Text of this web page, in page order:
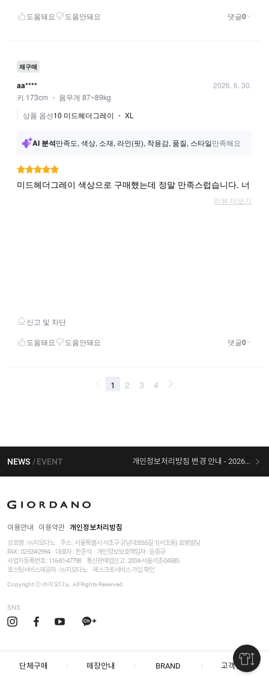
NEWS EVENT 개인정보처리방침 변경 안내 - 2026/07/30 시행
이용안내 이용약관 개인정보처리방침
상호명 : ㈜지오다노
주소 : 서울특별시 서초구 강남대로65길 1(서초동) 효봉빌딩
FAX : 02-534-2994
대표자 : 한준석 개인정보보호책임자 : 윤종규
사업자등록번호 : 116-81-47798
통신판매업신고 : 2004-서울서초-04585
호스팅서비스제공자 : ㈜지오다노
에스크로서비스 가입 확인
Copyright ⓒ ㈜지오다노. All Rights Reserved.
SNS
단체구매 매장안내 BRAND 고객센터